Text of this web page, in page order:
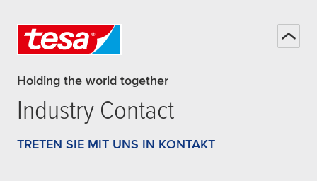
Holding the world together
Industry Contact
TRETEN SIE MIT UNS IN KONTAKT